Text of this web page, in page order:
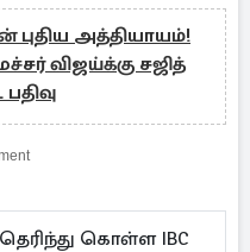
புதிய அத்தியாயம்!
விஜய்க்கு சஜித்
கொள்ள IBC